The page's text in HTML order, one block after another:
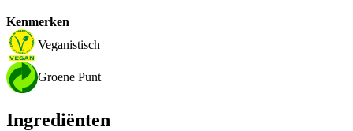
Kenmerken
Veganistisch
Groene Punt
Ingrediënten